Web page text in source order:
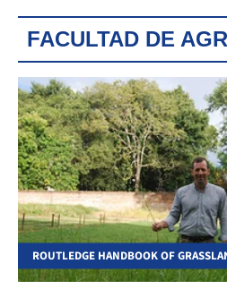
FACULTAD DE
ROUTLEDGE HANDBOOK OF